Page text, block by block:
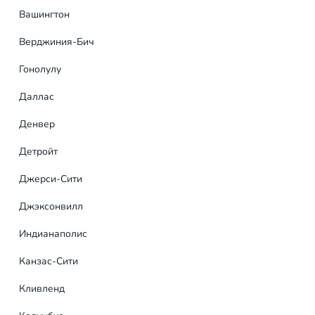
за пределами США)
сейчас для получения
Вашингтон
Верджиния-Бич
Гонолулу
Даллас
Денвер
Детройт
Джерси-Сити
Джэксонвилл
Индианаполис
Канзас-Сити
Кливленд